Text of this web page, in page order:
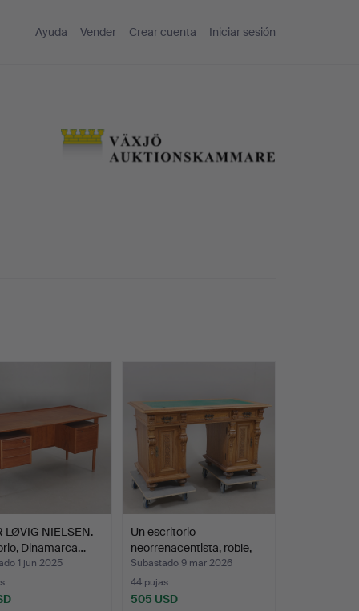
Ayuda Vender Crear cuenta Iniciar sesión
LØVIG NIELSEN.
Dinamarca…
1 jun 2025
Un escritorio
neorrenacentista, roble,
alr…
Subastado 9 mar 2026
44 pujas
505 USD